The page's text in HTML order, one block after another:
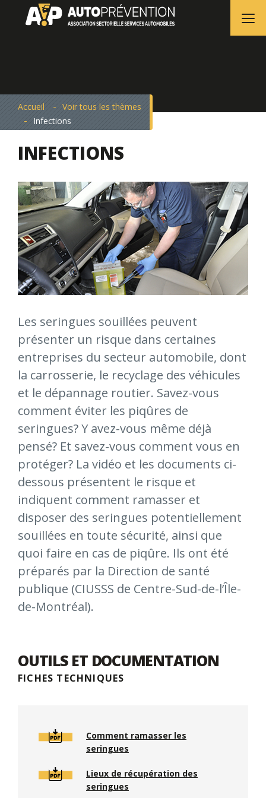
Accueil
Voir tous les thèmes
Infections
INFECTIONS
Les seringues souillées peuvent
présenter un risque dans certaines
entreprises du secteur automobile, dont
la carrosserie, le recyclage des véhicules
et le dépannage routier. Savez-vous
comment éviter les piqûres de
seringues? Y avez-vous même déjà
pensé? Et savez-vous comment vous en
protéger? La vidéo et les documents ci-
dessous présentent le risque et
indiquent comment ramasser et
disposer des seringues potentiellement
souillées en toute sécurité, ainsi que
quoi faire en cas de piqûre. Ils ont été
préparés par la Direction de santé
publique (CIUSSS de Centre-Sud-de-l’Île-
de-Montréal).
OUTILS ET DOCUMENTATION
FICHES TECHNIQUES
Comment ramasser les
seringues
Lieux de récupération des
seringues